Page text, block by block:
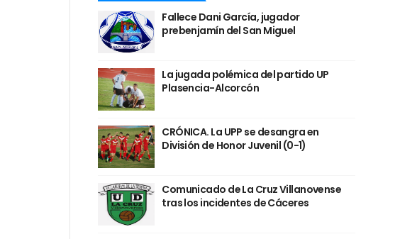
Fallece Dani García, jugador
prebenjamín del San Miguel
La jugada polémica del partido UP
Plasencia-Alcorcón
CRÓNICA. La UPP se desangra en
División de Honor Juvenil (0-1)
Comunicado de La Cruz Villanovense
tras los incidentes de Cáceres